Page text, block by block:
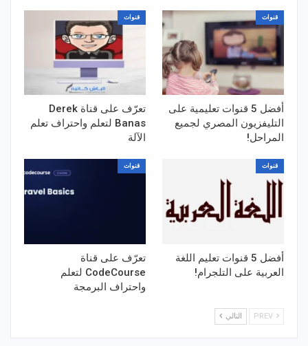
قنوات
أفضل 5 قنوات تعليمية على
التليفزيون المصري لجميع
المراحل!
قنوات
تعرّف على قناة Derek
Banas لتعلم واحتراف تعلم
الآلة
قنوات
أفضل 5 قنوات تعليم اللغة
العربية على التلجرام!
قنوات
تعرّف على قناة
CodeCourse لتعلم
واحتراف البرمجة
التالي